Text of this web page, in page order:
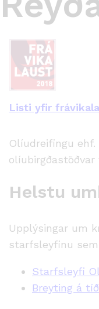
Listi yfir
Olíudreifingu ehf.
olíubirgðastöðvar
Helstu
Upplýsingar um
starfsleyfinu sem
Starfsleyfi
Breyting á